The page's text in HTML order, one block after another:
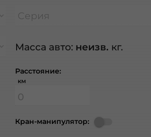
Серия
Масса авто: неизв. кг.
Расстояние:
км
Кран-манипулятор: